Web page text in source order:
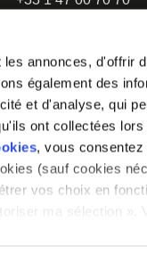
annonces, d'offrir
également des
et d'analyse, qui
ont collectées
, vous
(sauf cookies
vos choix en
ma sélection ».